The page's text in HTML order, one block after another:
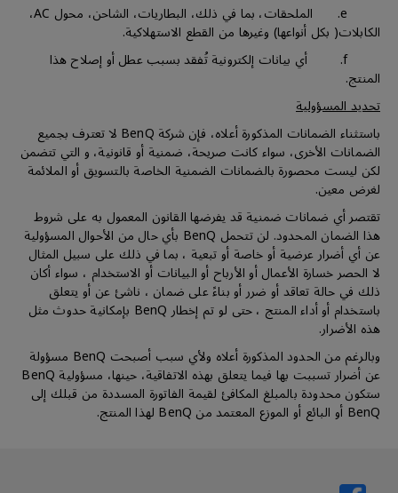
e. الملحقات، بما في ذلك، البطاريات، الشاحن، محول AC،
الكابلات( بكل أنواعها) وغيرها من القطع الاستهلاكية.
f. أي بيانات إلكترونية تُفقد بسبب عطل أو إصلاح هذا
المنتج.
تحديد المسؤولية
باستثناء الضمانات المذكورة أعلاه، فإن شركة BenQ لا تعترف بجميع
الضمانات الأخرى، سواء كانت صريحة، ضمنية أو قانونية، و التي تتضمن
لكن ليست محصورة بالضمانات الضمنية الخاصة بالتسويق أو الملائمة
لغرض معين.
تقتصر أي ضمانات ضمنية قد يفرضها القانون المعمول به على شروط
هذا الضمان المحدود. لن تتحمل BenQ بأي حال من الأحوال المسؤولية
عن أي أضرار عرضية أو خاصة أو تبعية ، بما في ذلك على سبيل المثال
لا الحصر خسارة الأعمال أو الأرباح أو البيانات أو الاستخدام ، سواء أكان
ذلك في حالة تعاقد أو ضرر أو بناءً على ضمان ، ناشئ عن أو يتعلق
باستخدام أو أداء المنتج ، حتى لو تم إخطار BenQ بإمكانية حدوث مثل
هذه الأضرار.
وبالرغم من الحدود المذكورة أعلاه ولأي سبب أصبحت BenQ مسؤولة
عن أضرار تسببت بها فيما يتعلق بهذه الاتفاقية، حينها، مسؤولية BenQ
ستكون محدودة بالمبلغ المكافئ لقيمة الفاتورة المسددة من قبلك إلى
BenQ أو البائع أو الموزع المعتمد من BenQ لهذا المنتج.